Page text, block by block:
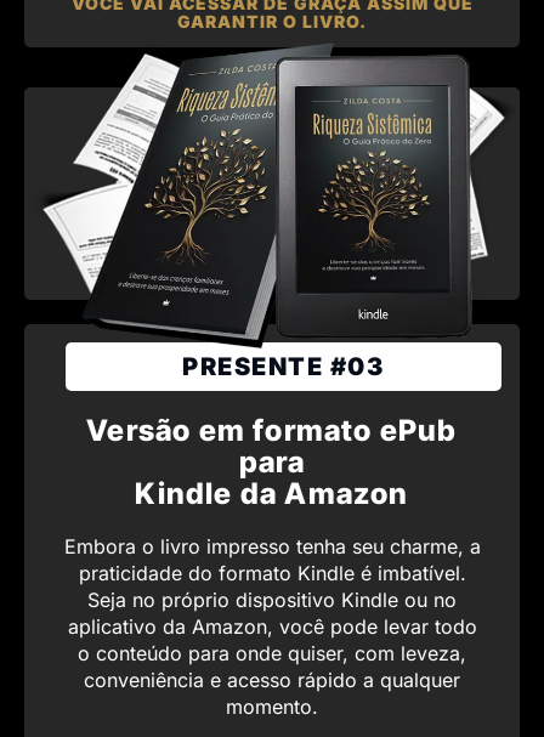
GARANTIR O LIVRO.
PRESENTE #03
Versão em formato ePub
para
Kindle da Amazon
Embora o livro impresso tenha seu charme, a
praticidade do formato Kindle é imbatível.
Seja no próprio dispositivo Kindle ou no
aplicativo da Amazon, você pode levar todo
o conteúdo para onde quiser, com leveza,
conveniência e acesso rápido a qualquer
momento.